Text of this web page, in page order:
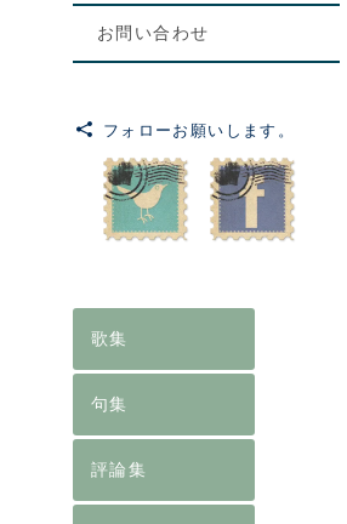
お問い合わせ
フォローお願いします。
歌集
句集
評論集